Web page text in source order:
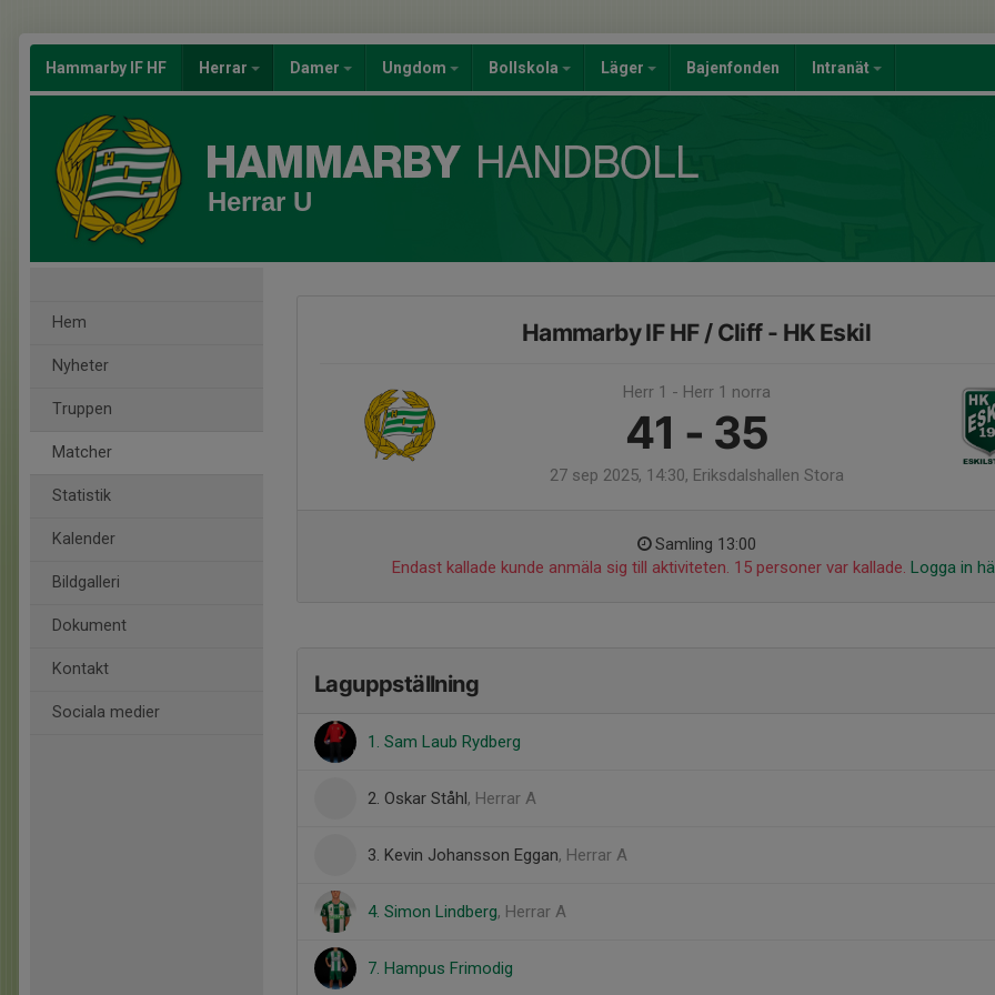
Hammarby IF HF Herrar Damer Ungdom Bollskola Läger Bajenfonden Intranät
Herrar U
Hem
Nyheter
Truppen
Matcher
Statistik
Kalender
Bildgalleri
Dokument
Kontakt
Sociala medier
Hammarby IF HF / Cliff - HK Eskil
Herr 1 - Herr 1 norra
41 - 35
27 sep 2025, 14:30, Eriksdalshallen Stora
Samling 13:00
Endast kallade kunde anmäla sig till aktiviteten. 15 personer var kallade. Logga in
Laguppställning
1. Sam Laub Rydberg
2. Oskar Ståhl, Herrar A
3. Kevin Johansson Eggan, Herrar A
4. Simon Lindberg, Herrar A
7. Hampus Frimodig